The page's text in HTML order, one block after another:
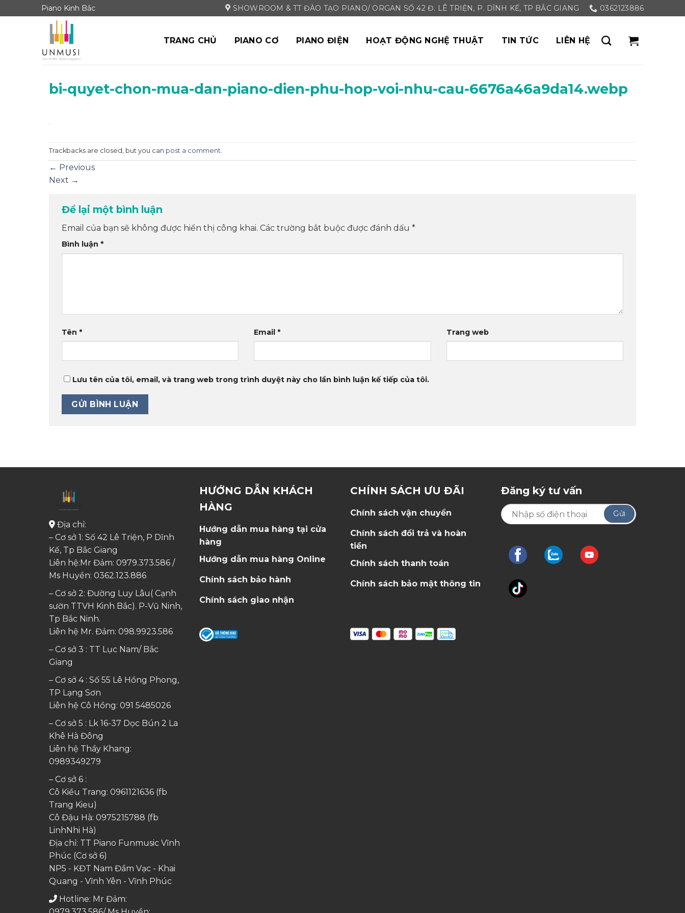
to
Piano Kinh Bắc SHOWROOM & TT ĐÀO TẠO PIANO/ ORGAN SỐ 42 Đ. LÊ TRIỆN, P. DĨNH KẾ, TP BẮC GIANG 0362123886
TRANG CHỦ PIANO CƠ PIANO ĐIỆN HOẠT ĐỘNG NGHỆ THUẬT TIN TỨC LIÊN HỆ
bi-quyet-chon-mua-dan-piano-dien-phu-hop-voi-nhu-cau-6676a46a9da14.webp
Trackbacks are closed, but you can post a comment
← Previous
Next →
Để lại một bình luận
Email của bạn sẽ không được hiển thị công khai. Các trường bắt buộc được đánh dấu *
Bình luận *
Tên * Email* Trang web
Lưu tên của tôi, email, và trang web trong trình duyệt này cho lần bình luận kế tiếp của tôi.
Địa chỉ:
– Cơ sở 1: Số 42 Lê Triện, P Dĩnh
Kế, Tp Bắc Giang
Liên hệ:Mr Đảm: 0979.373.586 /
Ms Huyền: 0362.123.886
– Cơ sở 2: Đường Luy Lâu( Cạnh
sườn TTVH Kinh Bắc). P-Vũ Ninh,
Tp Bắc Ninh.
Liên hệ Mr. Đảm: 098.9923.586
– Cơ sở 3 : TT Lục Nam/ Bắc
Giang
– Cơ sở 4 : Số 55 Lê Hồng Phong,
TP Lạng Sơn
Liên hệ Cô Hồng: 091 5485026
– Cơ sở 5 : Lk 16-37 Dọc Bún 2 La
Khê Hà Đông
Liên hệ Thầy Khang:
0989349279
– Cơ sở 6 :
Cô Kiều Trang: 0961121636(fb
Trang Kieu)
Cô Đậu Hà: 0975215788 (fb
LinhNhi Hà)
Địa chỉ: TT Piano Funmusic Vĩnh
Phúc (Cơ sở 6)
NP5 - KĐT Nam Đầm Vạc - Khai
Quang - Vĩnh Yên - Vĩnh Phúc
Hotline: Mr Đảm:
HƯỚNG DẪN KHÁCH
HÀNG
Hướng dẫn mua hàng tại cửa
hàng
Hướng dẫn mua hàng Online
Chính sách bảo hành
Chính sách giao nhận
CHÍNH SÁCH ƯU ĐÃI
Chính sách vận chuyển
Chính sách đổi trả và hoàn
tiền
Chính sách thanh toán
Chính sách bảo mật thông tin
Đăng ký tư vấn